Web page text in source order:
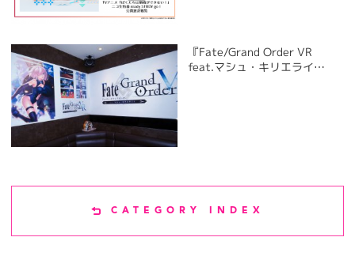
『Fate/Grand Order VR
feat.マシュ・キリエライ…
CATEGORY INDEX